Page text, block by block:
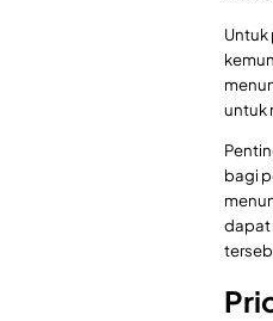
Untuk
untuk
bagi
dapat